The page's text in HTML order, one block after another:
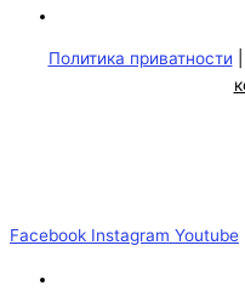
Политика приватности
Facebook Instagram Youtube